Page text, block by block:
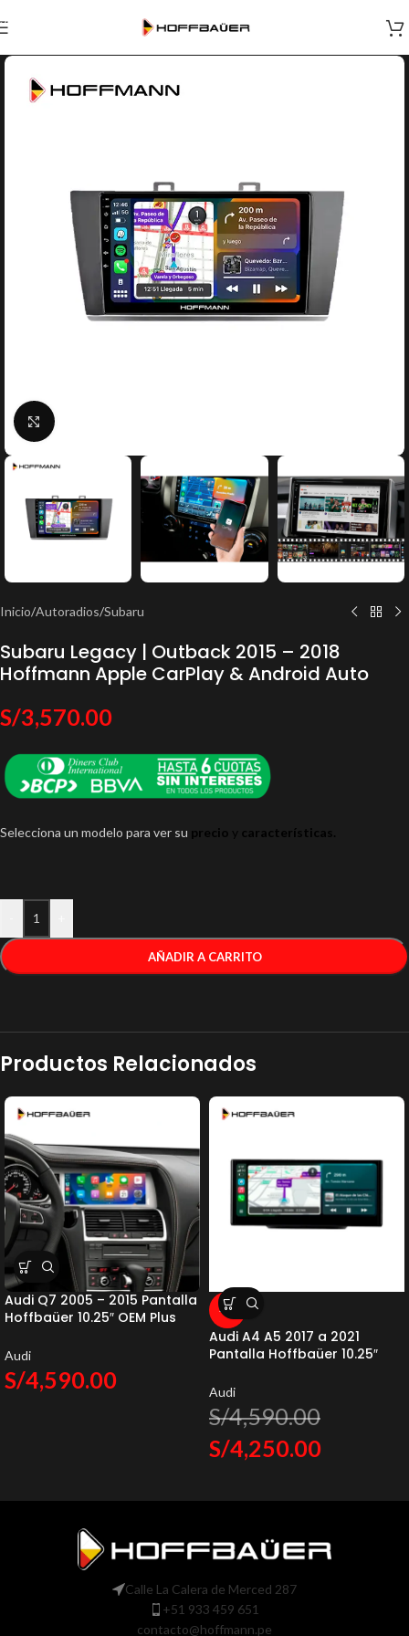
Skip to navigation
Skip to main content
Click to enlarge
Inicio/Autoradios/Subaru
Subaru Legacy | Outback 2015 – 2018
Hoffmann Apple CarPlay & Android Auto
S/3,570.00
Selecciona un modelo para ver su precio y características.
AÑADIR A CARRITO
Productos Relacionados
Audi Q7 2005 – 2015 Pantalla
Hoffbaüer 10.25″ OEM Plus
Audi
S/4,590.00
-7%
Audi A4 A5 2017 a 2021
Pantalla Hoffbaüer 10.25″
Audi
S/4,590.00
S/4,250.00
Calle La Calera de Merced 287
+51 933 459 651
contacto@hoffmann.pe